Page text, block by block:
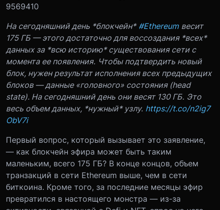
9569410
На сегодняшний день *блокчейн* #Ethereum весит
175 ГБ — этого достаточно для воссоздания *всех*
данных за *всю историю* существования сети с
момента ее появления. Чтобы подтвердить новый
блок, нужен результат исполнения всех предыдущих
блоков — данные «головного» состояния (head
state). На сегодняшний день они весят 130 ГБ. Это
весь объем данных, *нужный* узлу. https://t.co/n2ig7
ObV7i
Первый вопрос, который вызывает это заявление,
— как блокчейн эфира может быть таким
маленьким, всего 175 ГБ? В конце концов, объем
транзакций в сети Ethereum выше, чем в сети
биткоина. Кроме того, за последние месяцы эфир
превратился в настоящего монстра — из-за